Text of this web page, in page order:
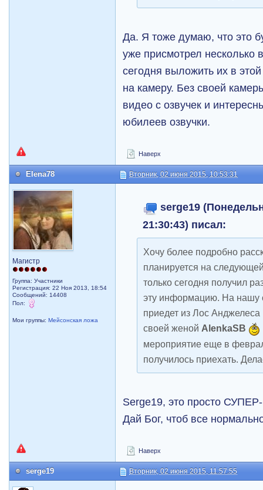
Да. Я тоже думаю, что это
уже присмотрел несколько
сегодня выложить их в
на камеру. Без своей
видео с озвучек и
юбилеев озвучки.
Наверх
Elena78 Вторник, 02 июня 2015, 10:53:31
Магистр
Группа: Участники
Регистрация: 22 Ноя 2013, 18:54
Сообщений: 14408
Пол:
Мои группы:Мейсонская ложа
serge19
21:30:43) писал:
Хочу более подробно
планируется на
только сегодня получил
эту информацию. На нашу
приедет из Лос Анджелеса
своей женой А lenkaSB
мероприятие еще в
получилось приехать.
Serge19, это просто
Дай Бог, чтоб все
Наверх
serge19 Вторник, 02 июня 2015, 11:57:55